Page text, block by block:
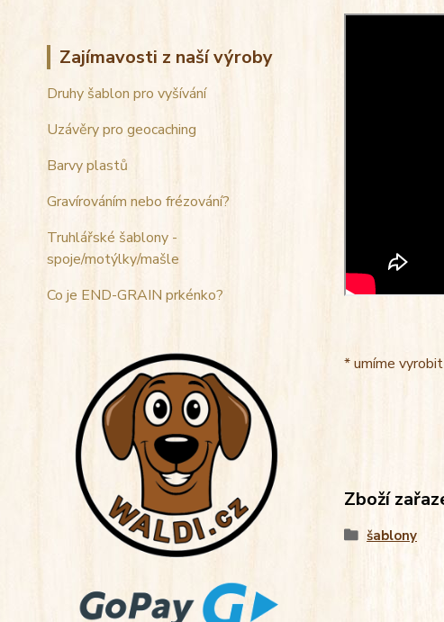
Zajímavosti z naší výroby
Druhy šablon pro vyšívání
Uzávěry pro geocaching
Barvy plastů
Gravírováním nebo frézování?
Truhlářské šablony -
spoje/motýlky/mašle
Co je END-GRAIN prkénko?
* umíme
Zboží
šablony